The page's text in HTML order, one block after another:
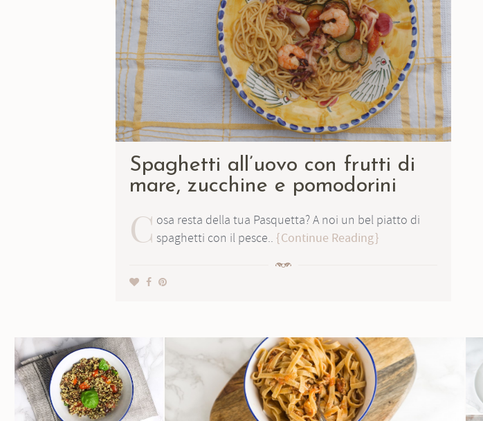
Spaghetti all’uovo con frutti di
mare, zucchine e pomodorini
C osa resta della tua Pasquetta? A noi un bel piatto di
spaghetti con il pesce.. Continue Reading